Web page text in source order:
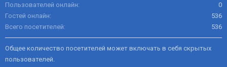
Пользователей онлайн
0
Гостей онлайн
536
Всего посетителей
536
Общее количество посетителей может включать в себя скрытых
пользователей.